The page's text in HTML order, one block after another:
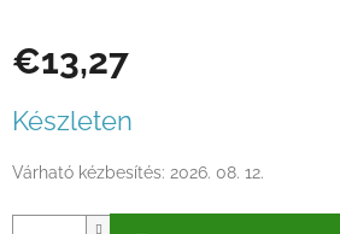
€13,27
Készleten
Várható kézbesítés: 2026. 08. 12.